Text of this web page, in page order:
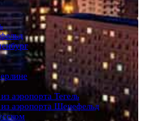
аэропорта Тегель
аэропорта Шенефельд